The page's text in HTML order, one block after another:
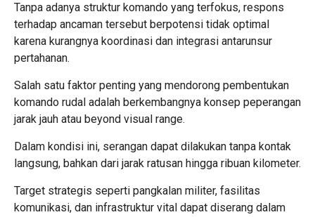
Tanpa adanya struktur komando yang terfokus, respons
terhadap ancaman tersebut berpotensi tidak optimal
karena kurangnya koordinasi dan integrasi antarunsur
pertahanan.
Salah satu faktor penting yang mendorong pembentukan
komando rudal adalah berkembangnya konsep peperangan
jarak jauh atau beyond visual range.
Dalam kondisi ini, serangan dapat dilakukan tanpa kontak
langsung, bahkan dari jarak ratusan hingga ribuan kilometer.
Target strategis seperti pangkalan militer, fasilitas
komunikasi, dan infrastruktur vital dapat diserang dalam